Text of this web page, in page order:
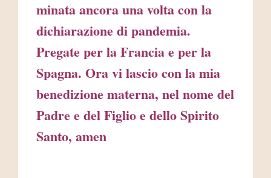
minata ancora una volta con la
dichiarazione di pandemia.
Pregate per la Francia e per la
Spagna. Ora vi lascio con la mia
benedizione materna, nel nome del
Padre e del Figlio e dello Spirito
Santo, amen